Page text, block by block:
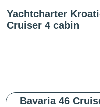
Yachtcharter
Cruiser 4 cabin
Bavaria 46